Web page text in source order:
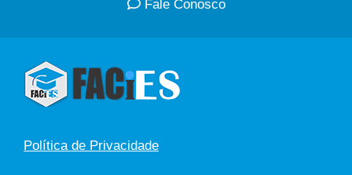
Fale Conosco
Política de Privacidade